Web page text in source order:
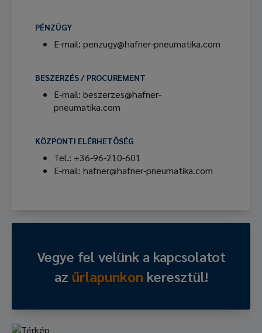
PÉNZÜGY
E-mail: penzugy@hafner-pneumatika.com
BESZERZÉS / PROCUREMENT
E-mail: beszerzes@hafner-
pneumatika.com
KÖZPONTI ELÉRHETŐSÉG
Tel.: +36-96-210-601
E-mail: hafner@hafner-pneumatika.com
Vegye fel velünk a kapcsolatot
az űrlapunkon keresztül!